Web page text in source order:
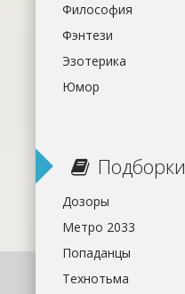
Философия
Фэнтези
Эзотерика
Юмор
Подборки
Дозоры
Метро 2033
Попаданцы
Технотьма